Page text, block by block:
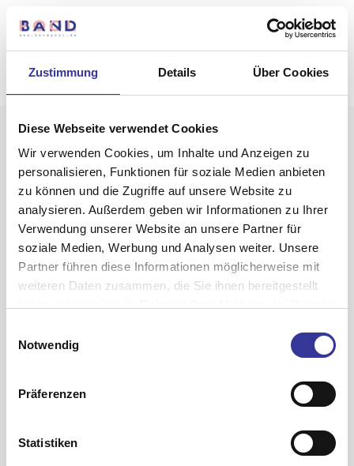
Zustimmung Details Über Cookies
Diese Webseite verwendet Cookies
Wir verwenden Cookies, um Inhalte und Anzeigen zu
personalisieren, Funktionen für soziale Medien anbieten
zu können und die Zugriffe auf unsere Website zu
analysieren. Außerdem geben wir Informationen zu Ihrer
Verwendung unserer Website an unsere Partner für
soziale Medien, Werbung und Analysen weiter. Unsere
Partner führen diese Informationen möglicherweise mit
weiteren Daten zusammen, die Sie ihnen bereitgestellt
Datenschutzerklärung
Notwendig
Präferenzen
Statistiken
Junias